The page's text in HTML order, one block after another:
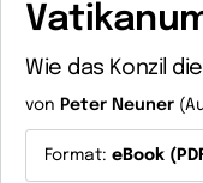
Wie das Konzil
von Peter Neuner
Format: eBook